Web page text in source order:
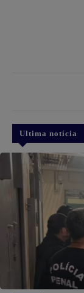
Ultima notícia